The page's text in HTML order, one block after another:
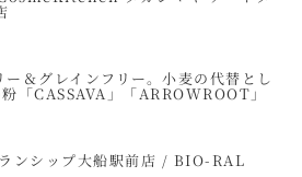
ー＆グレインフリー。小麦の代替とし
「CASSAVA」「ARROWROOT」
ンシップ大船駅前店 / BIO-RAL